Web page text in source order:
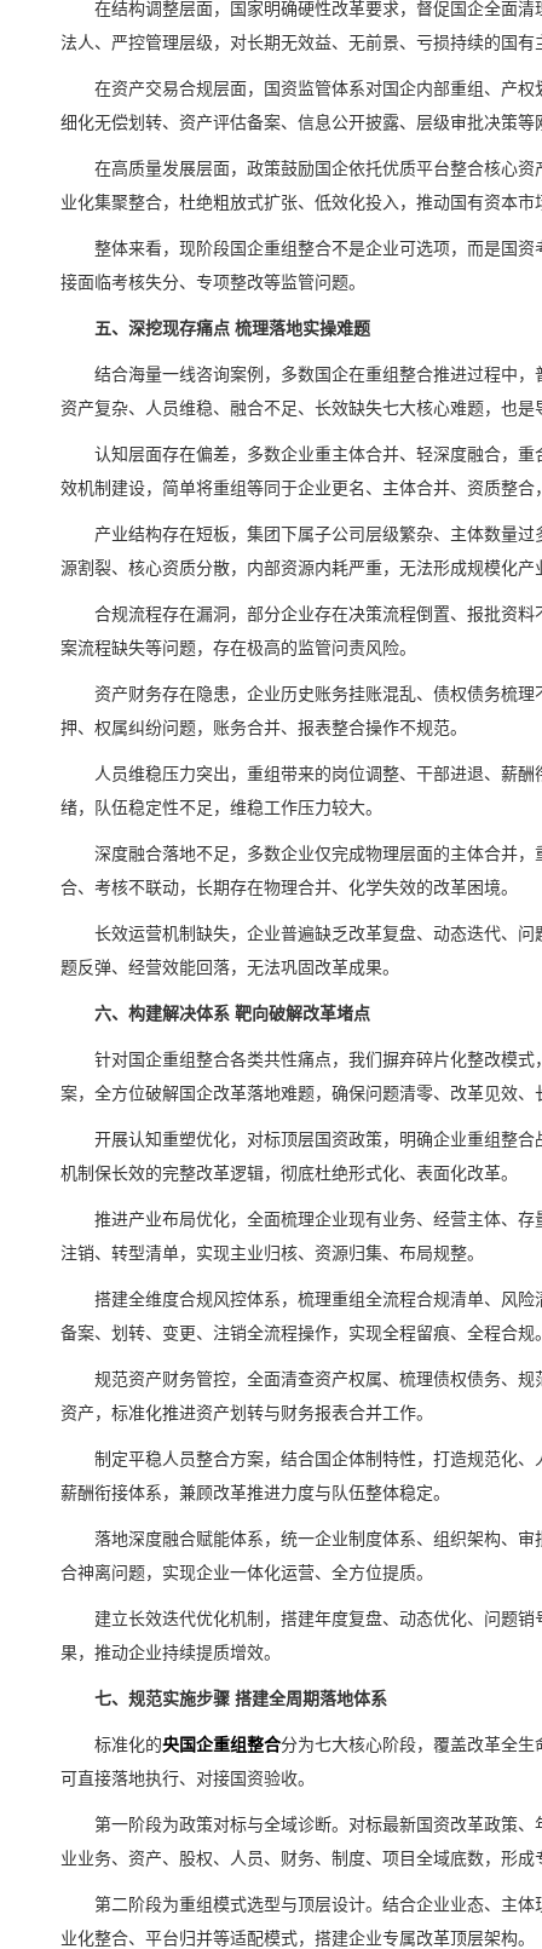
在结构调整层面，国家明确硬性改革要求，督促国企全面
法人、严控管理层级，对长期无效益、无前景、亏损持续的国有
在资产交易合规层面，国资监管体系对国企内部重组、产
细化无偿划转、资产评估备案、信息公开披露、层级审批决策
在高质量发展层面，政策鼓励国企依托优质平台整合核心
业化集聚整合，杜绝粗放式扩张、低效化投入，推动国有资本市
整体来看，现阶段国企重组整合不是企业可选项，而是国
接面临考核失分、专项整改等监管问题。
五、深挖现存痛点 梳理落地实操难题
结合海量一线咨询案例，多数国企在重组整合推进过程中
资产复杂、人员维稳、融合不足、长效缺失七大核心难题，也
认知层面存在偏差，多数企业重主体合并、轻深度融合，
效机制建设，简单将重组等同于企业更名、主体合并、资质整
产业结构存在短板，集团下属子公司层级繁杂、主体数量
源割裂、核心资质分散，内部资源内耗严重，无法形成规模化产
合规流程存在漏洞，部分企业存在决策流程倒置、报批资
案流程缺失等问题，存在极高的监管问责风险。
资产财务存在隐患，企业历史账务挂账混乱、债权债务梳
押、权属纠纷问题，账务合并、报表整合操作不规范。
人员维稳压力突出，重组带来的岗位调整、干部进退、薪
绪，队伍稳定性不足，维稳工作压力较大。
深度融合落地不足，多数企业仅完成物理层面的主体合并
合、考核不联动，长期存在物理合并、化学失效的改革困境。
长效运营机制缺失，企业普遍缺乏改革复盘、动态迭代、
题反弹、经营效能回落，无法巩固改革成果。
六、构建解决体系 靶向破解改革堵点
针对国企重组整合各类共性痛点，我们摒弃碎片化整改模
案，全方位破解国企改革落地难题，确保问题清零、改革见效、
开展认知重塑优化，对标顶层国资政策，明确企业重组整
机制保长效的完整改革逻辑，彻底杜绝形式化、表面化改革。
推进产业布局优化，全面梳理企业现有业务、经营主体、
注销、转型清单，实现主业归核、资源归集、布局规整。
搭建全维度合规风控体系，梳理重组全流程合规清单、风
备案、划转、变更、注销全流程操作，实现全程留痕、全程合规
规范资产财务管控，全面清查资产权属、梳理债权债务、
资产，标准化推进资产划转与财务报表合并工作。
制定平稳人员整合方案，结合国企体制特性，打造规范化
薪酬衔接体系，兼顾改革推进力度与队伍整体稳定。
落地深度融合赋能体系，统一企业制度体系、组织架构、
合神离问题，实现企业一体化运营、全方位提质。
建立长效迭代优化机制，搭建年度复盘、动态优化、问题
果，推动企业持续提质增效。
七、规范实施步骤 搭建全周期落地体系
标准化的央国企重组整合分为七大核心阶段，覆盖改革全
可直接落地执行、对接国资验收。
第一阶段为政策对标与全域诊断。对标最新国资改革政策
业业务、资产、股权、人员、财务、制度、项目全域底数，形
第二阶段为重组模式选型与顶层设计。结合企业业态、主
业化整合、平台归并等适配模式，搭建企业专属改革顶层架构。